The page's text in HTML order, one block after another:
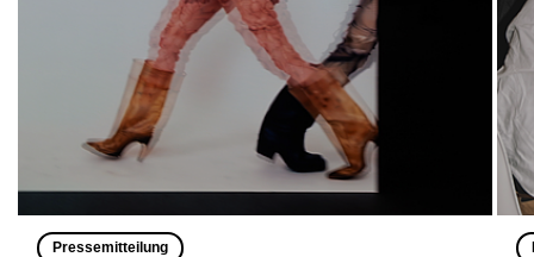
Pressemitteilung